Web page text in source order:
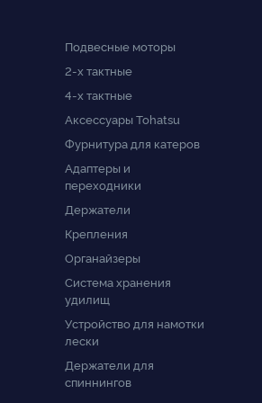
Подвесные моторы
2-x тактные
4-x тактные
Аксессуары Tohatsu
Фурнитура для катеров
Адаптеры и
переходники
Держатели
Крепления
Органайзеры
Система хранения
удилищ
Устройство для намотки
лески
Держатели для
спиннингов